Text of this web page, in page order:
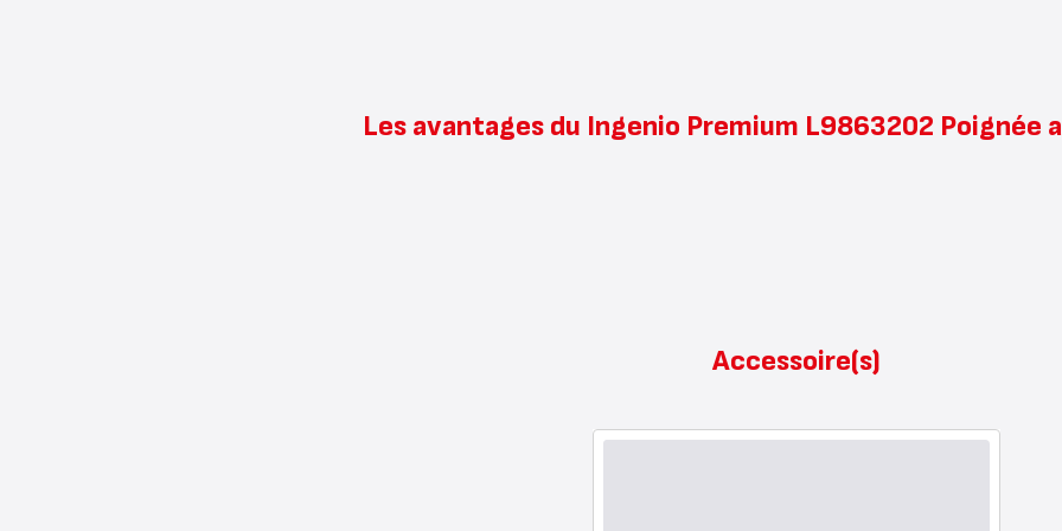
Les avantages du Ingenio Premium L9863202 Poignée
Accessoire(s)